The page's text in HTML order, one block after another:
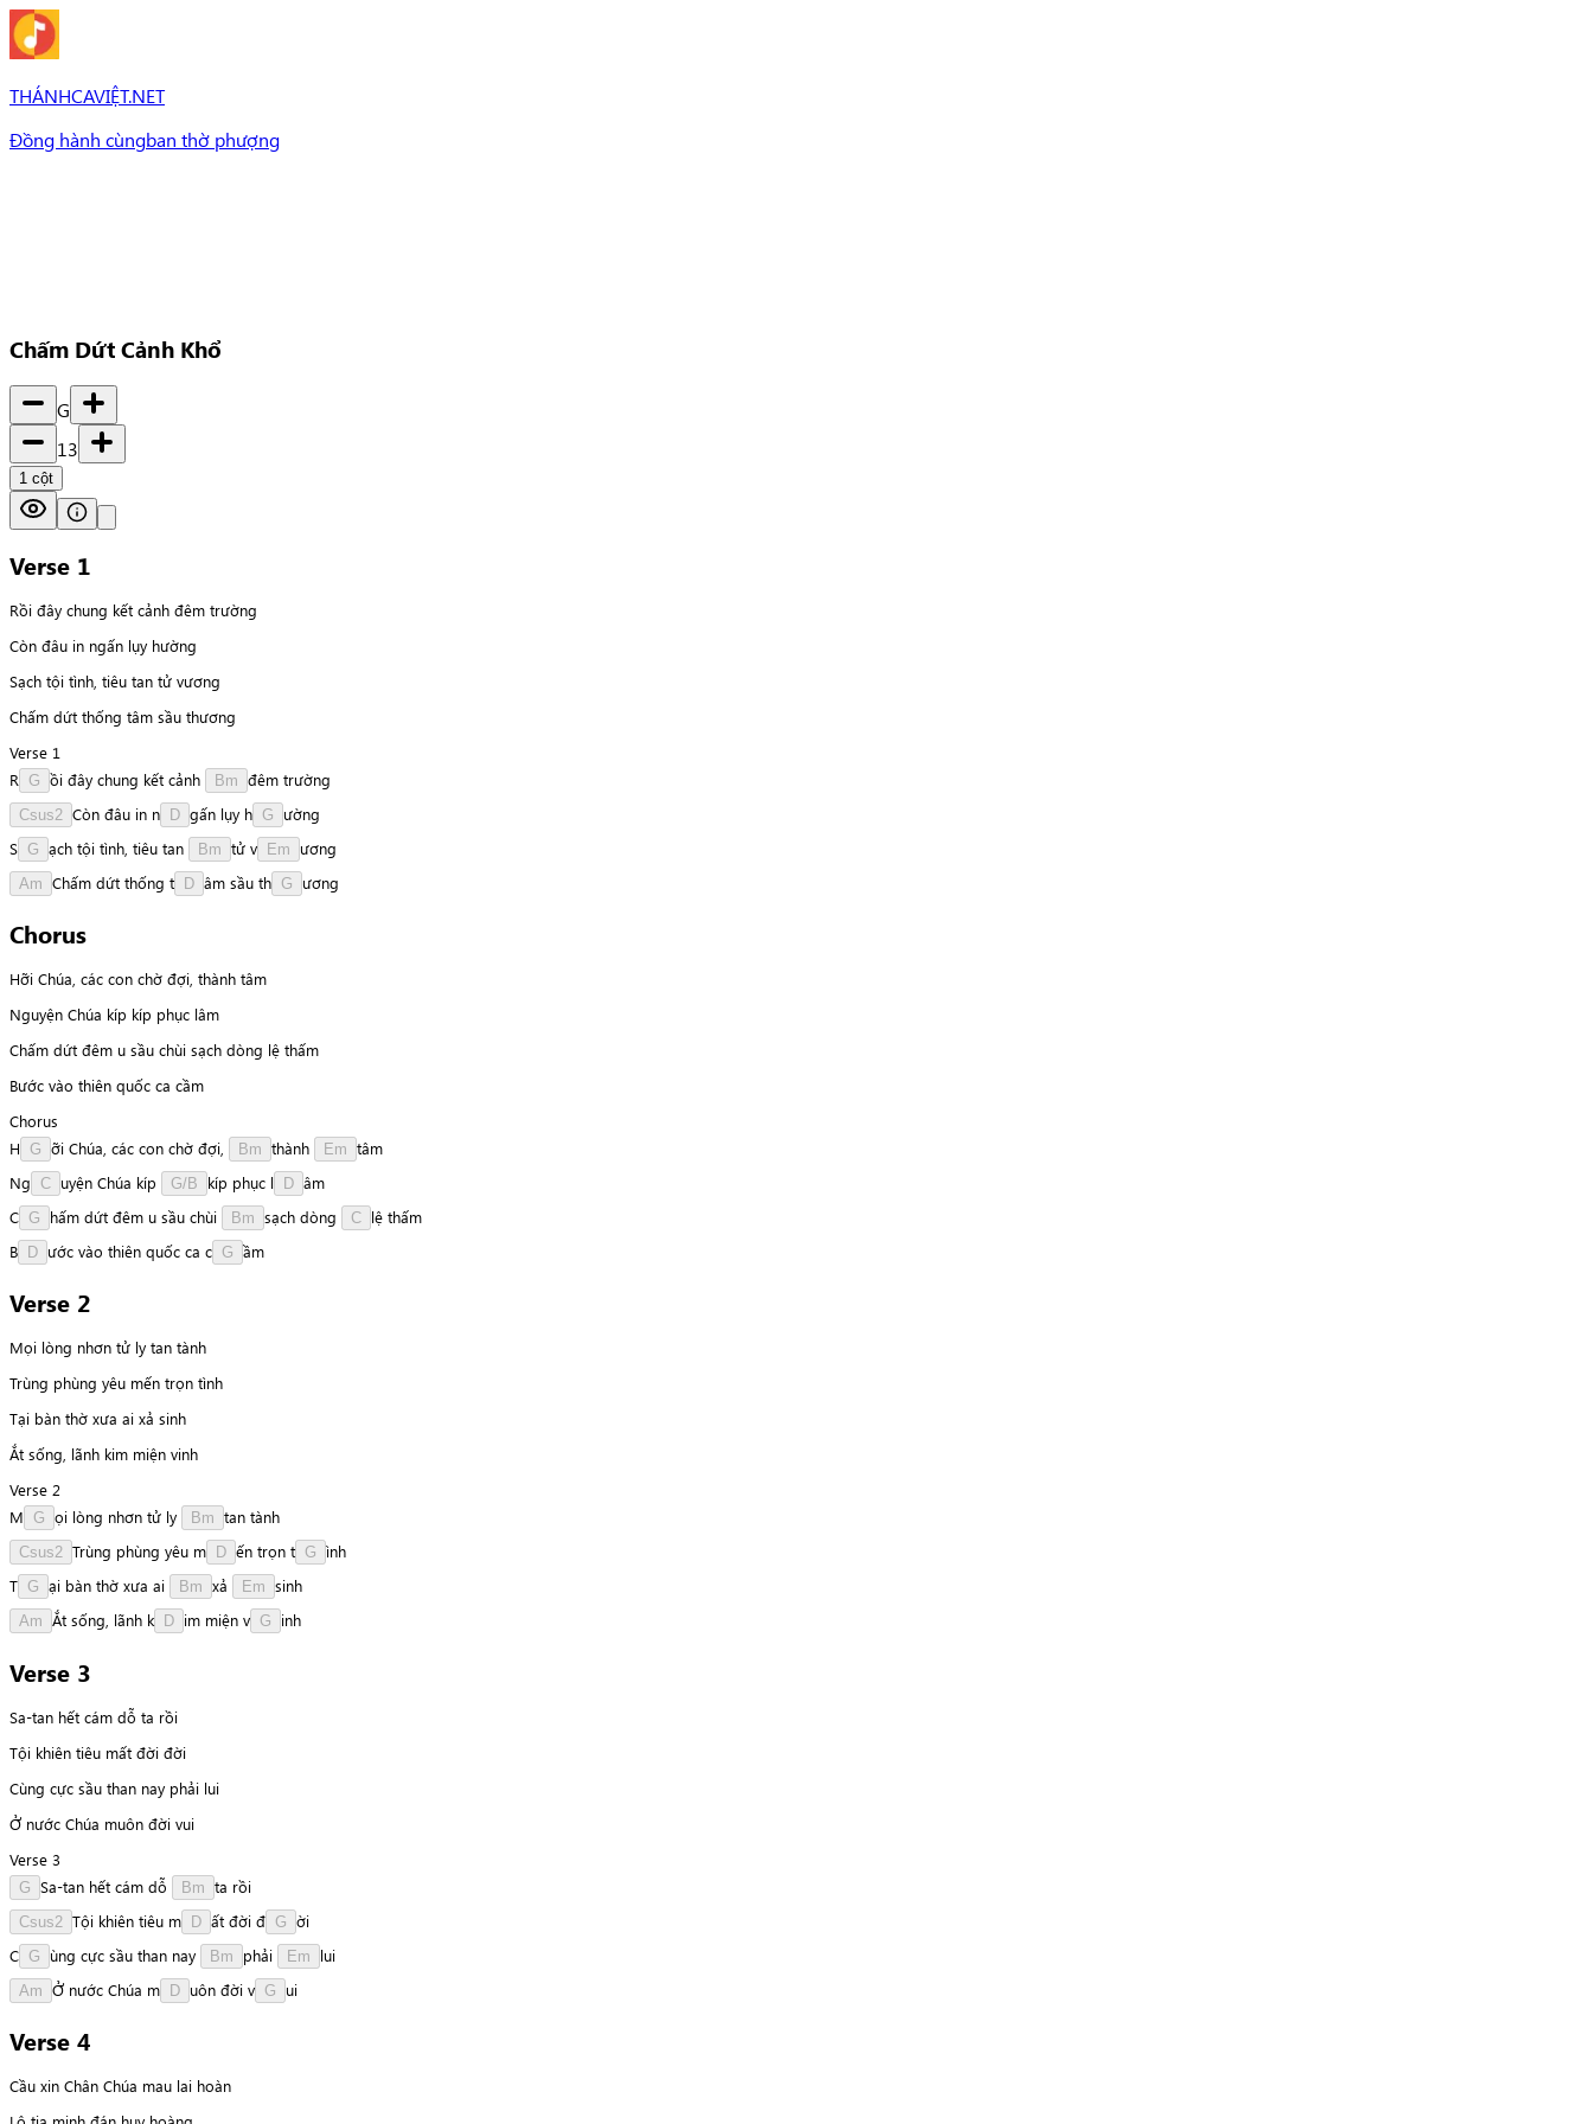
THÁNHCAVIỆT.NET
Đồng hành cùngban thờ phượng
Chấm Dứt Cảnh Khổ
G
13
1 cột
Verse 1
Rồi đây chung kết cảnh đêm trường
Còn đâu in ngấn lụy hường
Sạch tội tình, tiêu tan tử vương
Chấm dứt thống tâm sầu thương
Verse 1
R
G ồi đây chung kết cảnh Bm đêm trường
Csus2 Còn đâu in n D gấn lụy h G ường
S G ạch tội tình, tiêu tan Bm tử v Em ương
Am Chấm dứt thống t D âm sầu th G ương
Chorus
Hỡi Chúa, các con chờ đợi, thành tâm
Nguyện Chúa kíp kíp phục lâm
Chấm dứt đêm u sầu chùi sạch dòng lệ thấm
Bước vào thiên quốc ca cầm
Chorus
H
G ỡi Chúa, các con chờ đợi, Bm thành Em tâm
Ng C uyện Chúa kíp G/B kíp phục l D âm
C G hấm dứt đêm u sầu chùi Bm sạch dòng C lệ thấm
B
D ước vào thiên quốc ca c G ầm
Verse 2
Mọi lòng nhơn tử ly tan tành
Trùng phùng yêu mến trọn tình
Tại bàn thờ xưa ai xả sinh
Ắt sống, lãnh kim miện vinh
Verse 2
M
G ọi lòng nhơn tử ly Bm tan tành
Csus2 Trùng phùng yêu m D ến trọn t G ình
T G ại bàn thờ xưa ai Bm xả Em sinh
Am Ắt sống, lãnh k D im miện v G inh
Verse 3
Sa-tan hết cám dỗ ta rồi
Tội khiên tiêu mất đời đời
Cùng cực sầu than nay phải lui
Ở nước Chúa muôn đời vui
Verse 3
G Sa-tan hết cám dỗ Bm ta rồi
Csus2 Tội khiên tiêu m D ất đời đ G ời
C G ùng cực sầu than nay Bm phải Em lui
Am Ở nước Chúa m D uôn đời v G ui
Verse 4
Cầu xin Chân Chúa mau lai hoàn